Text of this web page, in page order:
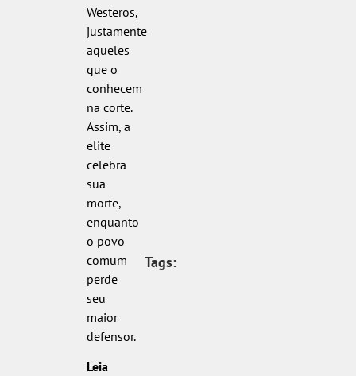
Westeros,
justamente
aqueles
que o
conhecem
na corte.
Assim, a
elite
celebra
sua
morte,
enquanto
o povo
comum
perde
seu
maior
defensor.
Leia
Tags: